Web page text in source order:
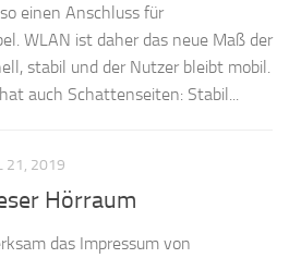
einen Anschluss für
WLAN ist daher das neue Maß der
stabil und der Nutzer bleibt mobil.
auch Schattenseiten: Stabil...
21, 2019
Hörraum
das Impressum von